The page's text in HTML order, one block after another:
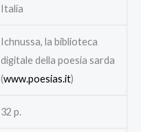
Italia
Ichnussa, la biblioteca
digitale della poesia sarda
(www.poesias.it)
32 p.